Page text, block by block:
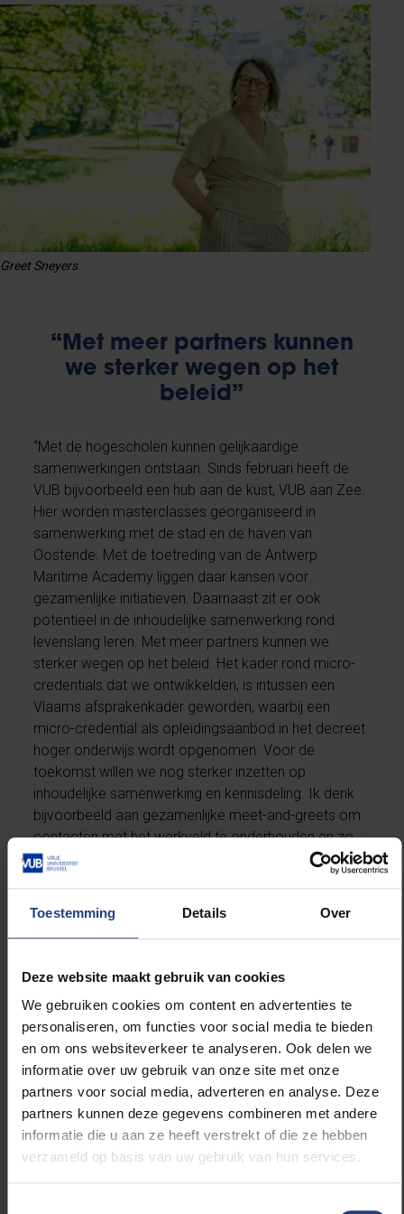
Toestemming Details Over
Deze website maakt gebruik van cookies
We gebruiken cookies om content en advertenties te
personaliseren, om functies voor social media te bieden
en om ons websiteverkeer te analyseren. Ook delen we
informatie over uw gebruik van onze site met onze
partners voor social media, adverteren en analyse. Deze
partners kunnen deze gegevens combineren met andere
informatie die u aan ze heeft verstrekt of die ze hebben
verzameld op basis van uw gebruik van hun services.
Greet Sneyers
“Met meer partners kunnen
we sterker wegen op het
beleid”
“Met de hogescholen kunnen gelijkaardige
samenwerkingen ontstaan. Sinds februari heeft de
VUB bijvoorbeeld een hub aan de kust, VUB aan Zee.
Hier worden masterclasses georganiseerd in
samenwerking met de stad en de haven van
Oostende. Met de toetreding van de Antwerp
Maritime Academy liggen daar kansen voor
gezamenlijke initiatieven. Daarnaast zit er ook
potentieel in de inhoudelijke samenwerking rond
levenslang leren. Met meer partners kunnen we
sterker wegen op het beleid. Het kader rond micro-
credentials dat we ontwikkelden, is intussen een
Vlaams afsprakenkader geworden, waarbij een
micro-credential als opleidingsaanbod in het decreet
hoger onderwijs wordt opgenomen. Voor de
toekomst willen we nog sterker inzetten op
inhoudelijke samenwerking en kennisdeling. Ik denk
bijvoorbeeld aan gezamenlijke meet-and-greets om
contacten met het werkveld te onderhouden en zo
de opleidingsnoden beter te capteren.”
Is het de bedoeling om samen het aanbod
“Beide. In Vlaanderen lopen we op het vlak van
levenslang leren achter op Europa. De work-
lifebalans is hier belangrijk, waardoor mensen naast
hun job minder snel nog een opleiding volgen. Met
een toegankelijk portaal willen we die drempel
verlagen en o.a. professionals vlotter naar het
aanbod leiden. Zo hopen we een duidelijke bijdrage
te leveren tot het versterken van de levenslang leren
mentaliteit in Vlaanderen en Brussel.